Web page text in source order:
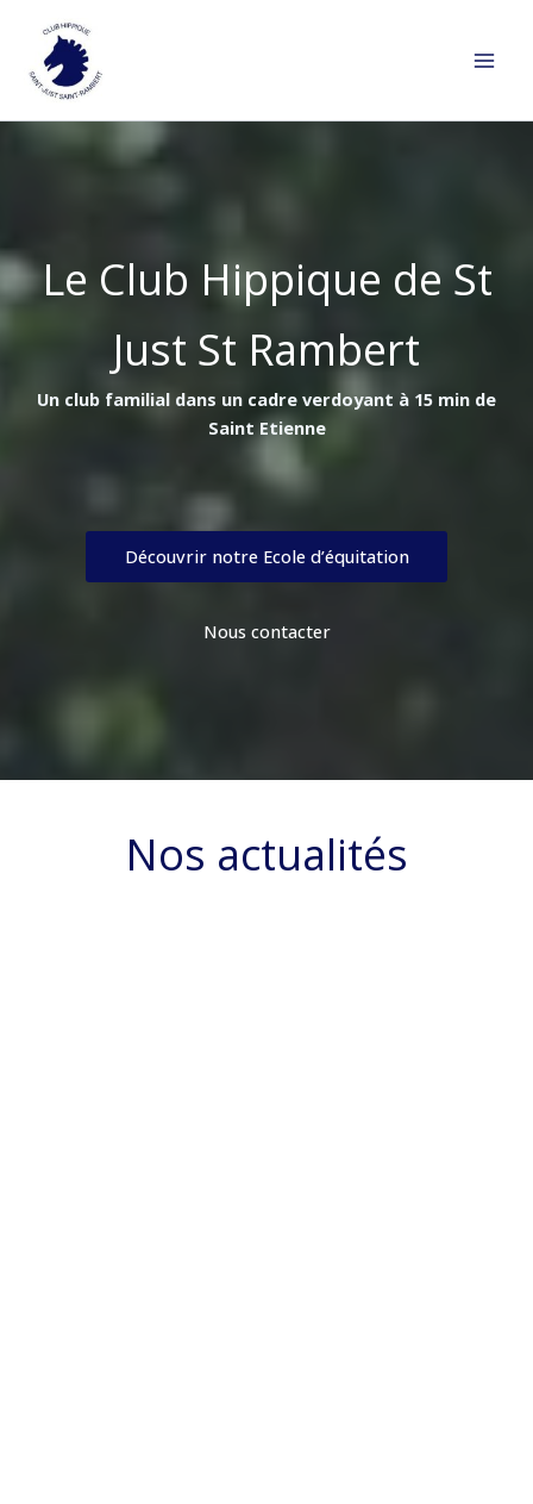
contenu
Le Club Hippique de St
Just St Rambert
Un club familial dans un cadre verdoyant à 15 min de
Saint Etienne
Découvrir notre Ecole d’équitation
Nous contacter
Nos actualités